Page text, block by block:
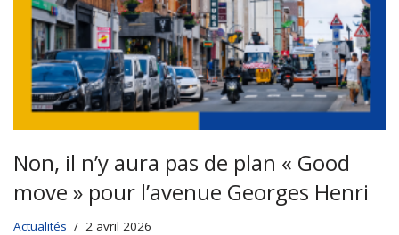
Non, il n’y aura pas de plan « Good
move » pour l’avenue Georges Henri
Actualités 2 avril 2026